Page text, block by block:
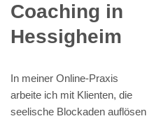
Coaching in
Hessigheim
In meiner Online-Praxis
arbeite ich mit Klienten, die
seelische Blockaden auflösen